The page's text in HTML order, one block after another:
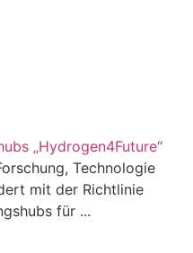
„Hydrogen4Future“
Technologie
mit der Richtlinie
für ...